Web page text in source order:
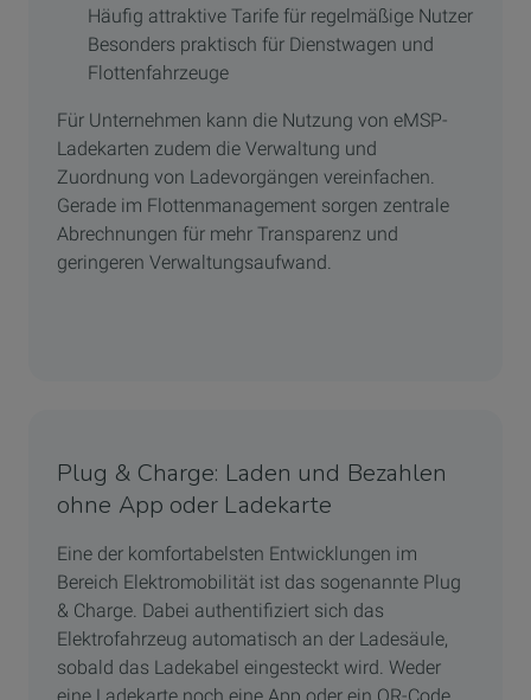
Häufig attraktive Tarife für regelmäßige Nutzer
Besonders praktisch für Dienstwagen und
Flottenfahrzeuge
Für Unternehmen kann die Nutzung von eMSP-
Ladekarten zudem die Verwaltung und
Zuordnung von Ladevorgängen vereinfachen.
Gerade im Flottenmanagement sorgen zentrale
Abrechnungen für mehr Transparenz und
geringeren Verwaltungsaufwand.
Plug & Charge: Laden und Bezahlen
ohne App oder Ladekarte
Eine der komfortabelsten Entwicklungen im
Bereich Elektromobilität ist das sogenannte Plug
& Charge. Dabei authentifiziert sich das
Elektrofahrzeug automatisch an der Ladesäule,
sobald das Ladekabel eingesteckt wird. Weder